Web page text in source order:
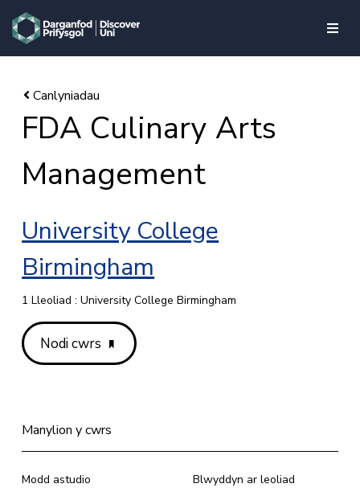
skip to main content
FDA Culinary Arts
Management
University College
Birmingham
1 Lleoliad : University College Birmingham
Nodi cwrs
Manylion y cwrs
Modd astudio
Blwyddyn ar leoliad